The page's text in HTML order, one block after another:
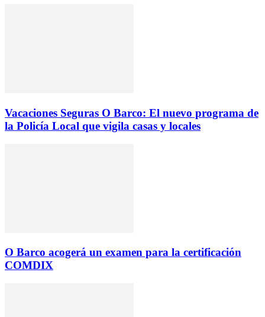
Vacaciones Seguras O Barco: El nuevo programa de
la Policía Local que vigila casas y locales
O Barco acogerá un examen para la certificación
COMDIX